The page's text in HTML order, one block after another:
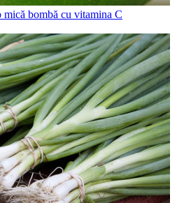
mică bombă cu vitamina C